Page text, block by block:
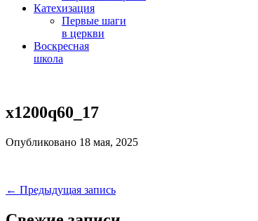
Катехизация
Первые шаги
в церкви
Воскресная
школа
content
x1200q60_17
Опубликовано 18 мая, 2025
Навигация
по
← Предыдущая запись